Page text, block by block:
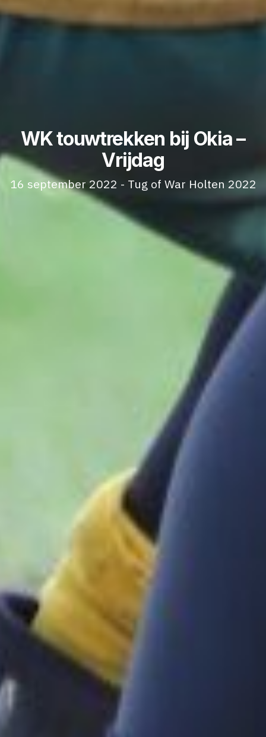
WK touwtrekken bij Okia –
Vrijdag
16 september 2022 - Tug of War Holten 2022